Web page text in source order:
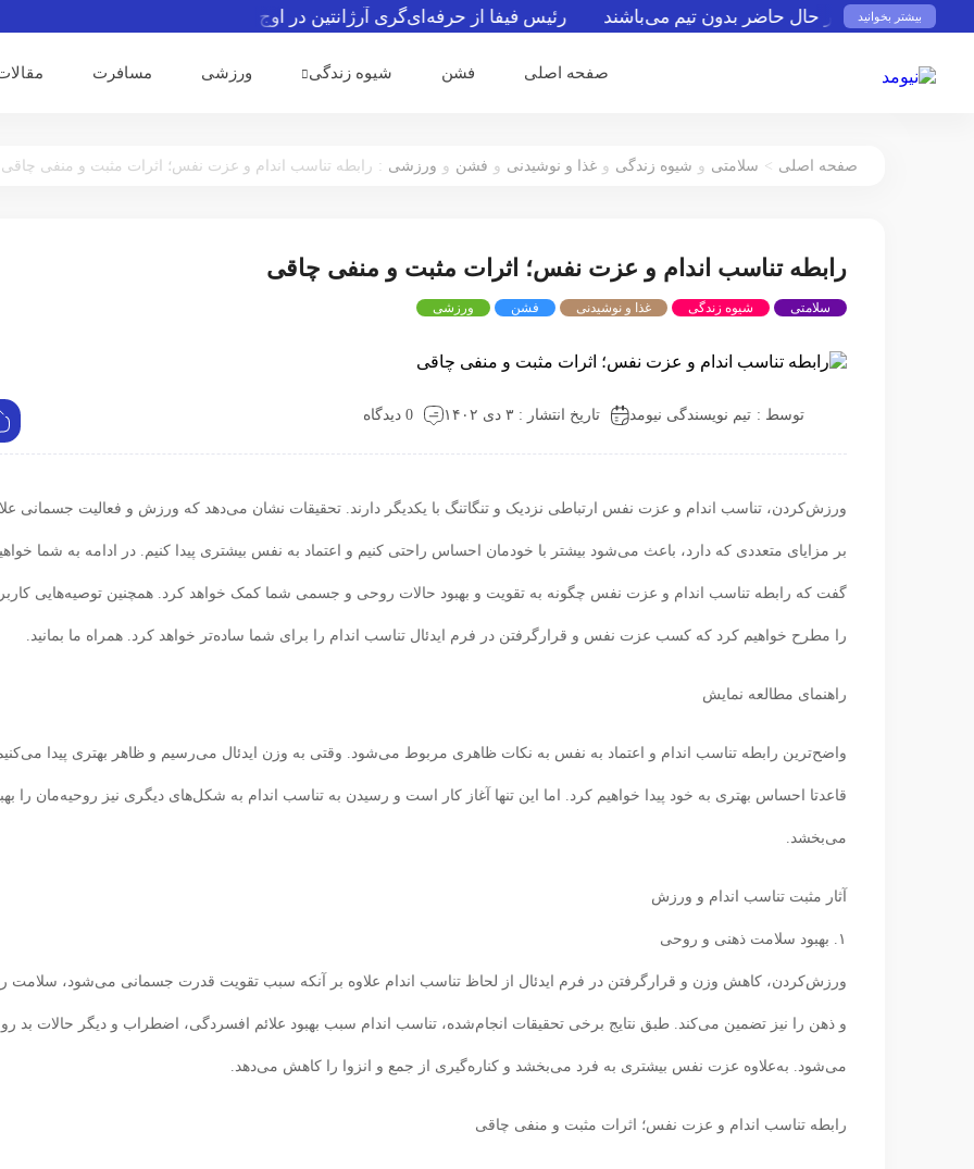
بیشتر بخوانید
فوتبال در حال حاضر بدون تیم می‌باشند رئیس فیفا از حرفه‌ای‌گری آرژانتین در اوج جنجال‌ها تمجید کرد
صفحه اصلی فشن شیوه زندگی ورزشی مسافرت
صفحه اصلی > سلامتی و شیوه زندگی و غذا و نوشیدنی و فشن و ورزشی : رابطه تناسب اندام و عزت نفس؛ اثرات مثبت و منفی چاقی
رابطه تناسب اندام و عزت نفس؛ اثرات مثبت و منفی چاقی
سلامتی شیوه زندگی غذا و نوشیدنی فشن ورزشی
توسط : تیم نویسندگی نیومد تاریخ انتشار : ۳ دی ۱۴۰۲ 0 دیدگاه
ورزش‌کردن، تناسب اندام و عزت نفس ارتباطی نزدیک و تنگاتنگ با یکدیگر دارند. تحقیقات نشان می‌دهد که ورزش و فعالیت جسمانی
بر مزایای متعددی که دارد، باعث می‌شود بیشتر با خودمان احساس راحتی کنیم و اعتماد به نفس بیشتری پیدا کنیم. در ادامه به شما
گفت که رابطه تناسب اندام و عزت نفس چگونه به تقویت و بهبود حالات روحی و جسمی شما کمک خواهد کرد. همچنین توصیه‌هایی
را مطرح خواهیم کرد که کسب عزت نفس و قرارگرفتن در فرم ایدئال تناسب اندام را برای شما ساده‌تر خواهد کرد. همراه ما بمانید.
راهنمای مطالعه نمایش
واضح‌ترین رابطه تناسب اندام و اعتماد به نفس به نکات ظاهری مربوط می‌شود. وقتی به وزن ایدئال می‌رسیم و ظاهر بهتری پیدا
قاعدتا احساس بهتری به خود پیدا خواهیم کرد. اما این تنها آغاز کار است و رسیدن به تناسب اندام به شکل‌های دیگری نیز روحیه‌مان را
می‌بخشد.
آثار مثبت تناسب اندام و ورزش
۱. بهبود سلامت ذهنی و روحی
ورزش‌کردن، کاهش وزن و قرارگرفتن در فرم ایدئال از لحاظ تناسب اندام علاوه بر آنکه سبب تقویت قدرت جسمانی می‌شود، سلامت
و ذهن را نیز تضمین می‌کند. طبق نتایج برخی تحقیقات انجام‌شده، تناسب اندام سبب بهبود علائم افسردگی، اضطراب و دیگر حالات بد
می‌شود. به‌علاوه‌ عزت نفس بیشتری به فرد می‌بخشد و کناره‌گیری از جمع و انزوا را کاهش می‌دهد.
رابطه تناسب اندام و عزت نفس؛ اثرات مثبت و منفی چاقی